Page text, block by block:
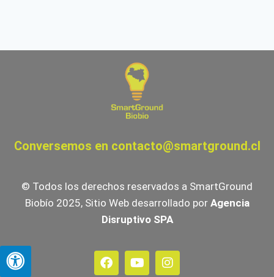
Conversemos en contacto@smartground.cl
© Todos los derechos reservados a SmartGround
Biobío 2025, Sitio Web desarrollado por Agencia
Disruptivo SPA